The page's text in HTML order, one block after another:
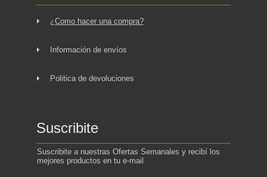
¿Como hacer una compra?
Información de envíos
Politica de devoluciones
Suscribite
Suscribite a nuestras Ofertas Semanales y recibí los
mejores productos en tu e-mail